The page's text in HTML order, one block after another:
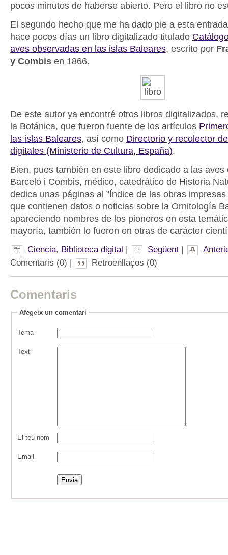
pocos minutos de haberse abierto. Pero el libro no
El segundo hecho que me ha dado pie a esta
hace pocos días un libro digitalizado titulado
aves observadas en las islas Baleares, escrito por
y Combisen 1866.
De este autor ya encontré otros libros digitalizados,
la Botánica, que fueron fuente de los artículos
las islas Baleares, así como Directorio y recolector
digitales (Ministerio de Cultura, España).
Bien, pues también en este libro dedicado a las aves
Barceló i Combis, médico, catedrático de Historia
dedica unas páginas al "Índice de las obras
que contienen datos o noticias sobre la Ornitología
apareciendo nombres de los pioneros en esta
mayoría, también lo fueron en otras de carácter
Ciencia, Biblioteca digital Següent|
Comentaris (0) |
Retroenllaços (0)
Comentaris
Afegeix un comentari
Tema
Text
El teu nom
Email